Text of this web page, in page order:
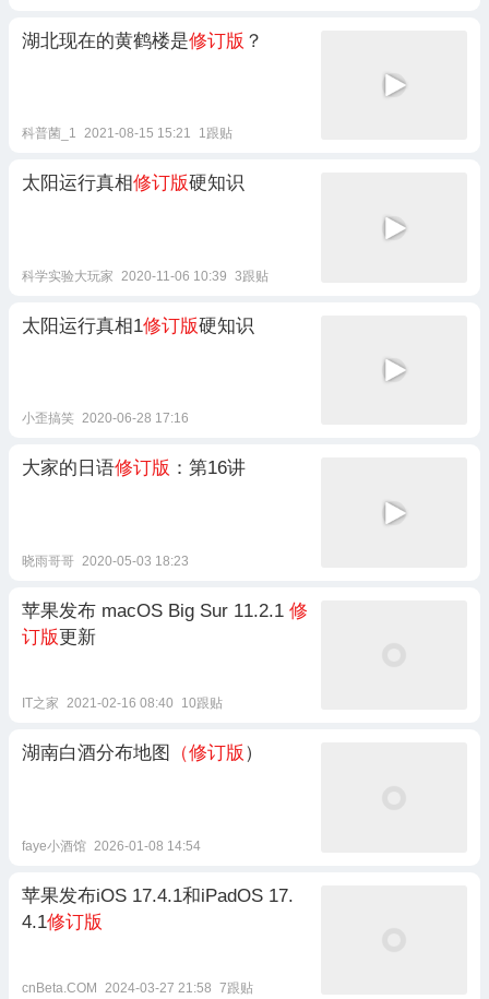
湖北现在的黄鹤楼是修订版 ？
科普菌_1 2021-08-15 15:21 1跟贴
太阳运行真相修订版硬知识
科学实验大玩家 2020-11-06 10:39 3跟贴
太阳运行真相1修订版硬知识
小歪搞笑 2020-06-28 17:16
大家的日语修订版 ：第16讲
晓雨哥哥 2020-05-03 18:23
苹果发布 macOS Big Sur 11.2.1 修
订版更新
IT之家 2021-02-16 08:40 10跟贴
湖南白酒分布地图 （修订版 ）
faye小酒馆 2026-01-08 14:54
苹果发布iOS 17.4.1和iPadOS 17.
4.1修订版
cnBeta.COM 2024-03-27 21:58 7跟贴